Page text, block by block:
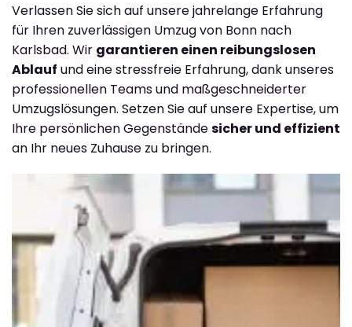
Verlassen Sie sich auf unsere jahrelange Erfahrung
für Ihren zuverlässigen Umzug von Bonn nach
Karlsbad. Wir garantieren einen reibungslosen
Ablauf und eine stressfreie Erfahrung, dank unseres
professionellen Teams und maßgeschneiderter
Umzugslösungen. Setzen Sie auf unsere Expertise, um
Ihre persönlichen Gegenständesicher und effizient
an Ihr neues Zuhause zu bringen.